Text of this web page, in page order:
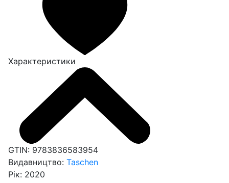
Характеристики
GTIN: 9783836583954
Видавництво: Taschen
Рік: 2020